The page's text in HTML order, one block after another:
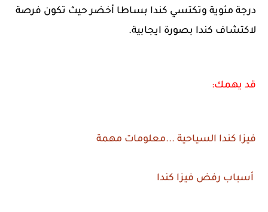
درجة مئوية وتكتسي كندا بساطا أخضر حيث تكون فرصة
لاكتشاف كندا بصورة ايجابية.
قد يهمك:
فيزا كندا السياحية ...معلومات مهمة
أسباب رفض فيزا كندا